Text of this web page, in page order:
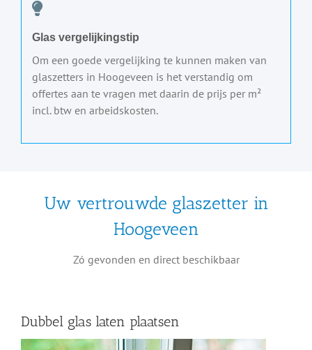
Glas vergelijkingstip
Om een goede vergelijking te kunnen maken van
glaszetters in Hoogeveen is het verstandig om
offertes aan te vragen met daarin de prijs per m²
incl. btw en arbeidskosten.
Uw vertrouwde glaszetter in
Hoogeveen
Zó gevonden en direct beschikbaar
Dubbel glas laten plaatsen